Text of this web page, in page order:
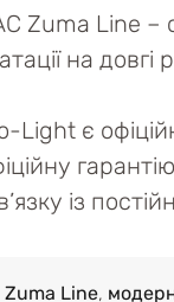
Zuma Line –
на довгі
є
із
Zuma Line,